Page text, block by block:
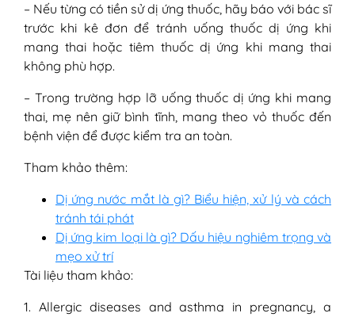
– Nếu từng có tiền sử dị ứng thuốc, hãy báo với bác sĩ
trước khi kê đơn để tránh uống thuốc dị ứng khi
mang thai hoặc tiêm thuốc dị ứng khi mang thai
không phù hợp.
– Trong trường hợp lỡ uống thuốc dị ứng khi mang
thai, mẹ nên giữ bình tĩnh, mang theo vỏ thuốc đến
bệnh viện để được kiểm tra an toàn.
Tham khảo thêm:
Dị ứng nước mắt là gì? Biểu hiện, xử lý và cách
tránh tái phát
Dị ứng kim loại là gì? Dấu hiệu nghiêm trọng và
mẹo xử trí
Tài liệu tham khảo:
1. Allergic diseases and asthma in pregnancy, a